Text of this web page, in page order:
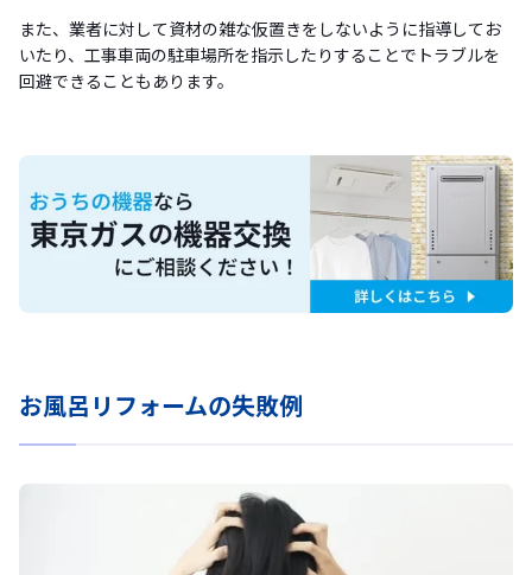
また、業者に対して資材の雑な仮置きをしないように指導してお
いたり、工事車両の駐車場所を指示したりすることでトラブルを
回避できることもあります。
お風呂リフォームの失敗例